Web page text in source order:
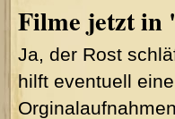
Filme jetzt in
Ja, der Rost
hilft eventuell